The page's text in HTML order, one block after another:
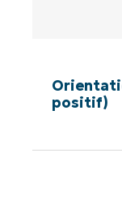
positif)